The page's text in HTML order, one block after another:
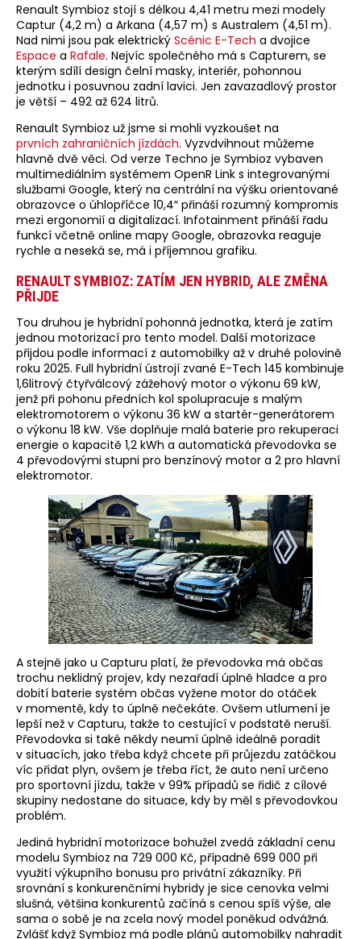
Renault Symbioz stojí s délkou 4,41 metru mezi modely
Captur (4,2 m) a Arkana (4,57 m) s Australem (4,51 m).
Nad nimi jsou pak elektrický Scénic E-Tech a dvojice
Espace a Rafale. Nejvíc společného má s Capturem, se
kterým sdílí design čelní masky, interiér, pohonnou
jednotku i posuvnou zadní lavici. Jen zavazadlový prostor
je větší – 492 až 624 litrů.
Renault Symbioz už jsme si mohli vyzkoušet na
prvních zahraničních jízdách. Vyzvdvihnout můžeme
hlavně dvě věci. Od verze Techno je Symbioz vybaven
multimediálním systémem OpenR Link s integrovanými
službami Google, který na centrální na výšku orientované
obrazovce o úhlopříčce 10,4″ přináší rozumný kompromis
mezi ergonomií a digitalizací. Infotainment přináší řadu
funkcí včetně online mapy Google, obrazovka reaguje
rychle a neseká se, má i příjemnou grafiku.
RENAULT SYMBIOZ: ZATÍM JEN HYBRID, ALE ZMĚNA
PŘIJDE
Tou druhou je hybridní pohonná jednotka, která je zatím
jednou motorizací pro tento model. Další motorizace
přijdou podle informací z automobilky až v druhé polovině
roku 2025. Full hybridní ústrojí zvané E-Tech 145 kombinuje
1,6litrový čtyřválcový zážehový motor o výkonu 69 kW,
jenž při pohonu předních kol spolupracuje s malým
elektromotorem o výkonu 36 kW a startér-generátorem
o výkonu 18 kW. Vše doplňuje malá baterie pro rekuperaci
energie o kapacitě 1,2 kWh a automatická převodovka se
4 převodovými stupni pro benzínový motor a 2 pro hlavní
elektromotor.
A stejně jako u Capturu platí, že převodovka má občas
trochu neklidný projev, kdy nezařadí úplně hladce a pro
dobití baterie systém občas vyžene motor do otáček
v momentě, kdy to úplně nečekáte. Ovšem utlumení je
lepší než v Capturu, takže to cestující v podstatě neruší.
Převodovka si také někdy neumí úplně ideálně poradit
v situacích, jako třeba když chcete při průjezdu zatáčkou
víc přidat plyn, ovšem je třeba říct, že auto není určeno
pro sportovní jízdu, takže v 99% případů se řidič z cílové
skupiny nedostane do situace, kdy by měl s převodovkou
problém.
Jediná hybridní motorizace bohužel zvedá základní cenu
modelu Symbioz na 729 000 Kč, případně 699 000 při
využití výkupního bonusu pro privátní zákazníky. Při
srovnání s konkurenčními hybridy je sice cenovka velmi
slušná, většina konkurentů začíná s cenou spíš výše, ale
sama o sobě je na zcela nový model poněkud odvážná.
Zvlášť když Symbioz má podle plánů automobilky nahradit